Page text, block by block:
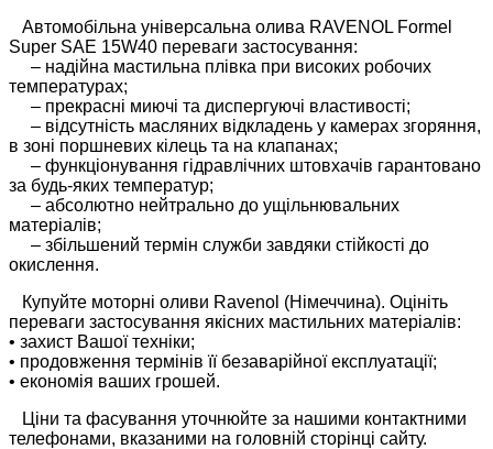
Автомобільна універсальна олива RAVENOL Formel
Super SAE 15W40 переваги застосування:
– надійна мастильна плівка при високих робочих
температурах;
– прекрасні миючі та диспергуючі властивості;
– відсутність масляних відкладень у камерах згоряння,
в зоні поршневих кілець та на клапанах;
– функціонування гідравлічних штовхачів гарантовано
за будь-яких температур;
– абсолютно нейтрально до ущільнювальних
матеріалів;
– збільшений термін служби завдяки стійкості до
окислення.
Купуйте моторні оливи Ravenol (Німеччина). Оцініть
переваги застосування якісних мастильних матеріалів:
• захист Вашої техніки;
• продовження термінів її безаварійної експлуатації;
• економія ваших грошей.
Ціни та фасування уточнюйте за нашими контактними
телефонами, вказаними на головній сторінці сайту.